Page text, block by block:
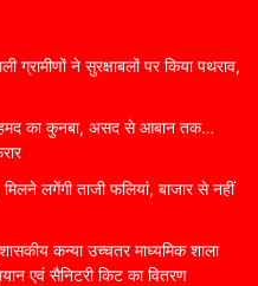
ग्रामीणों ने सुरक्षाबलों पर किया पथराव,
का कुनबा, असद से आबान तक…
लगेंगी ताजी फलियां, बाजार से नहीं
शासकीय कन्या उच्चतर माध्यमिक शाला
एवं सैनिटरी किट का वितरण